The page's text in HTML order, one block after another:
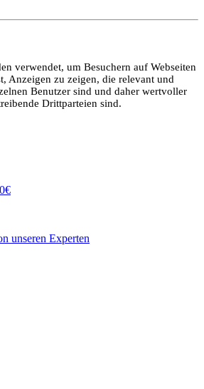
verwendet, um Besuchern auf Webseiten
Anzeigen zu zeigen, die relevant und
Benutzer sind und daher wertvoller
Drittparteien sind.
unseren Experten